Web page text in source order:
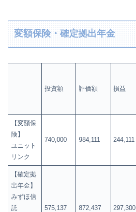
変額保険・確定拠出年金
投資額 評価額 損益
【変額保
険】
ユニット
リンク
740,000 984,111 244,111
【確定拠
出年金】
みずほ信
託
575,137 872,437 297,300